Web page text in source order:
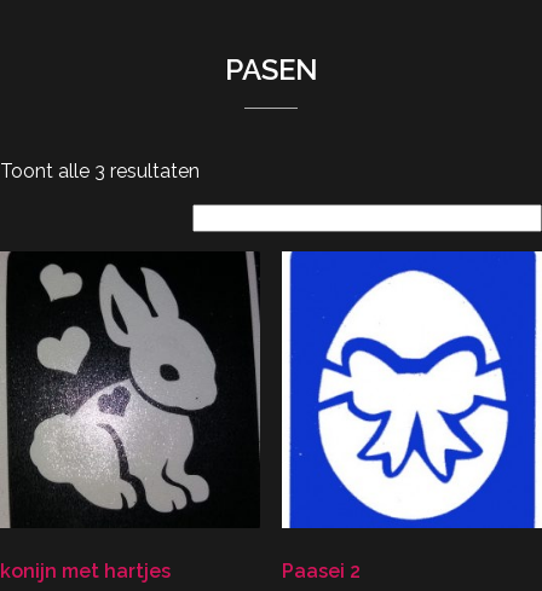
PASEN
Toont alle 3 resultaten
konijn met hartjes Paasei 2